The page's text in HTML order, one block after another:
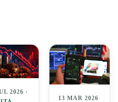
2026 ·
13 MAR 2026